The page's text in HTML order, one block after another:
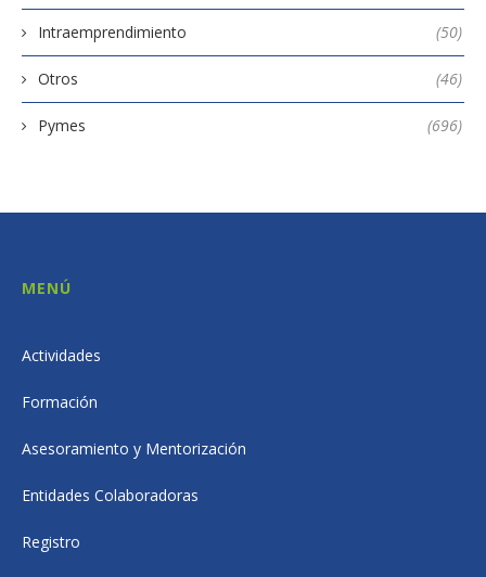
Intraemprendimiento (50)
Otros (46)
Pymes (696)
MENÚ
Actividades
Formación
Asesoramiento y Mentorización
Entidades Colaboradoras
Registro